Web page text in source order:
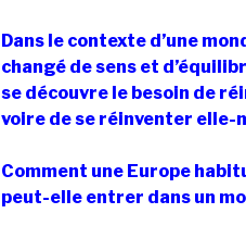
Dans le contexte d’une
changé de sens et
se découvre le besoin de
voire de se réinventer elle-
Comment une Europe
peut-elle entrer dans un